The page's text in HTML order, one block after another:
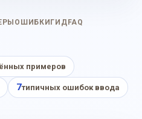
ОШИБКИ ГИД FAQ
примеров
7типичных ошибок ввода